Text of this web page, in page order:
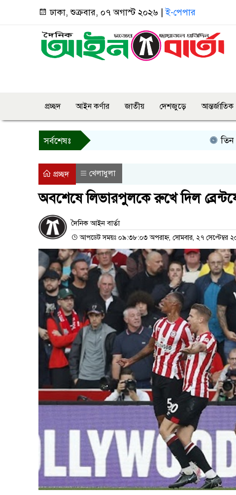
ঢাকা, শুক্রবার, ০৭ অগাস্ট ২০২৬ |ই-পেপার
প্রচ্ছদ আইন কর্ণার জাতীয় দেশজুড়ে আন্তর্জাতিক
সর্বশেষঃ তিন দিনের
প্রচ্ছদ খেলাধুলা
অবশেষে লিভারপুলকে রুখে দিল
দৈনিক আইন বার্তা
আপডেট সময়ঃ ০৯:৩৮:০৩ অপরাহ্ন, সোমবার, ২৭ সেপ্টেম্বর